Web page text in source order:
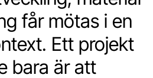
får mötas i en
Ett projekt
bara är att